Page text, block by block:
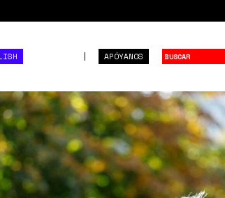
APÓYANOS